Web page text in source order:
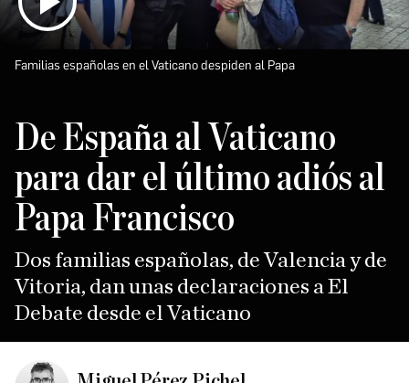
Familias españolas en el Vaticano despiden al Papa
De España al Vaticano
para dar el último adiós al
Papa Francisco
Dos familias españolas, de Valencia y de
Vitoria, dan unas declaraciones a El
Debate desde el Vaticano